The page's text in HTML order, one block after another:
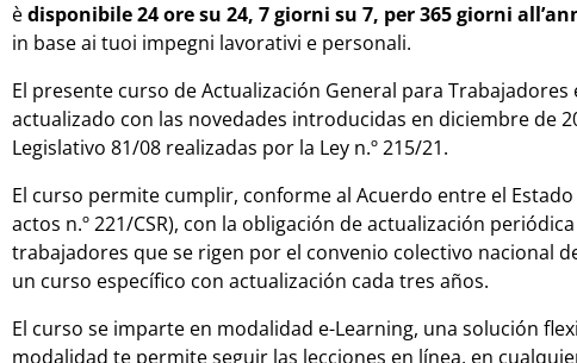
èdisponibile 24 ore su 24, 7 giorni su 7, per 365 giorni
in base ai tuoi impegni lavorativi e personali.
El presente curso de Actualización General para Trabajadores
actualizado con las novedades introducidas en diciembre de
Legislativo 81/08 realizadas por la Ley n.º 215/21.
El curso permite cumplir, conforme al Acuerdo entre el
actos n.º 221/CSR), con la obligación de actualización
trabajadores que se rigen por el convenio colectivo nacional
un curso específico con actualización cada tres años.
El curso se imparte en modalidad e-Learning, una solución
modalidad te permite seguir las lecciones en línea, en